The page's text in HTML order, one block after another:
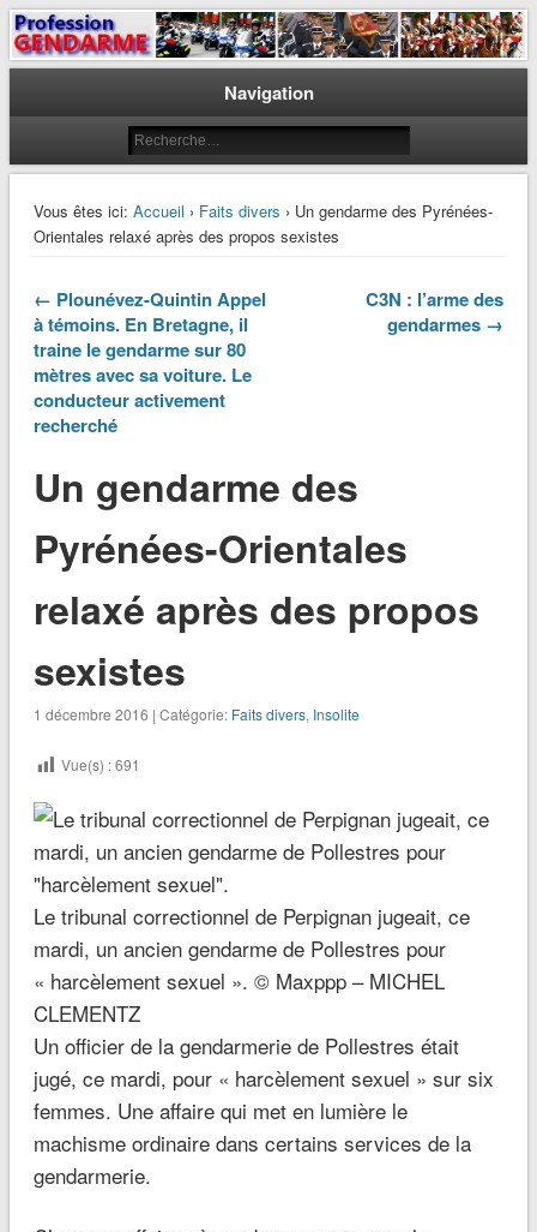
Profession Gendarme
Le journal des gendarmes
Navigation
Vous êtes ici: Accueil › Faits divers › Un gendarme des Pyrénées-
Orientales relaxé après des propos sexistes
← Plounévez-Quintin Appel
à témoins. En Bretagne, il
traine le gendarme sur 80
mètres avec sa voiture. Le
conducteur activement
recherché
C3N : l’arme des
gendarmes →
Un gendarme des
Pyrénées-Orientales
relaxé après des propos
sexistes
1 décembre 2016 | Catégorie: Faits divers, Insolite
Vue(s) :691
Le tribunal correctionnel de Perpignan jugeait, ce
mardi, un ancien gendarme de Pollestres pour
« harcèlement sexuel ». © Maxppp – MICHEL
CLEMENTZ
Un officier de la gendarmerie de Pollestres était
jugé, ce mardi, pour « harcèlement sexuel » sur six
femmes. Une affaire qui met en lumière le
machisme ordinaire dans certains services de la
gendarmerie.